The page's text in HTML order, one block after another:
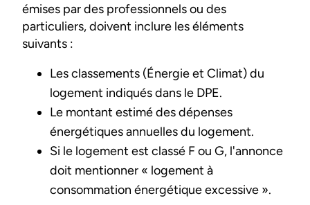
émises par des professionnels ou des
particuliers, doivent inclure les éléments
suivants :
Les classements (Énergie et Climat) du
logement indiqués dans le DPE.
Le montant estimé des dépenses
énergétiques annuelles du logement.
Si le logement est classé F ou G, l'annonce
doit mentionner « logement à
consommation énergétique excessive ».